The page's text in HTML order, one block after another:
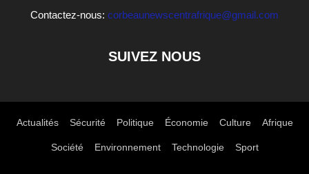
Contactez-nous: corbeaunewscentrafrique@gmail.com
SUIVEZ NOUS
Actualités Sécurité Politique Économie Culture Afrique
Société Environnement Technologie Sport